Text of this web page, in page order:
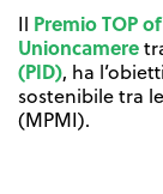
Il Premio TOP
Unioncamere
(PID), ha
sostenibile tra
(MPMI).